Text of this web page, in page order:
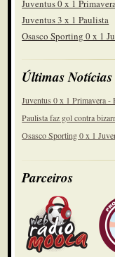
Juventus 0 x 1
Juventus 3 x 1 Paulista
Osasco Sporting 0 x 1
Últimas Notícias
Juventus 0 x 1 Primavera -
Paulista faz gol contra
Osasco Sporting 0 x 1
Parceiros